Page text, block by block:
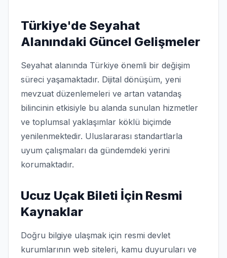
Türkiye'de Seyahat
Alanındaki Güncel Gelişmeler
Seyahat alanında Türkiye önemli bir değişim
süreci yaşamaktadır. Dijital dönüşüm, yeni
mevzuat düzenlemeleri ve artan vatandaş
bilincinin etkisiyle bu alanda sunulan hizmetler
ve toplumsal yaklaşımlar köklü biçimde
yenilenmektedir. Uluslararası standartlarla
uyum çalışmaları da gündemdeki yerini
korumaktadır.
Ucuz Uçak Bileti İçin Resmi
Kaynaklar
Doğru bilgiye ulaşmak için resmi devlet
kurumlarının web siteleri, kamu duyuruları ve